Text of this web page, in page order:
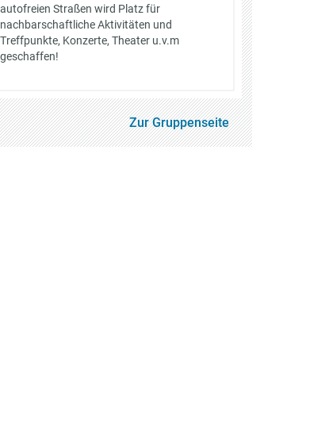
autofreien Straßen wird Platz für
nachbarschaftliche Aktivitäten und
Treffpunkte, Konzerte, Theater u.v.m
geschaffen!
Zur Gruppenseite